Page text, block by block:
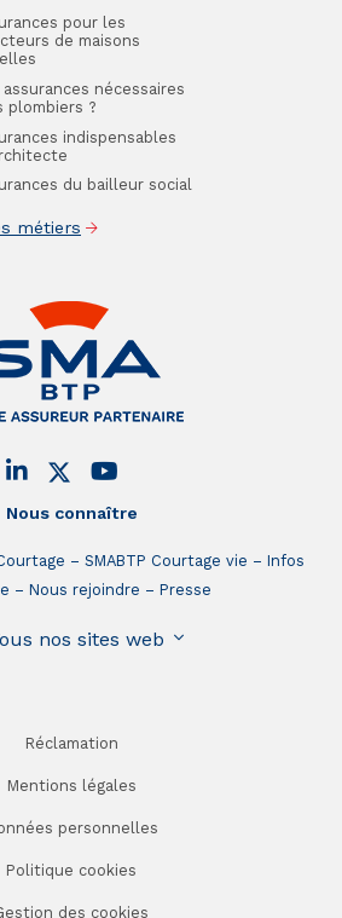
Nous connaître
SMABTP Courtage vie
Infos
Nous rejoindre Presse
nos sites web
pour les
de maisons
nécessaires
plombiers ?
indispensables
du bailleur social
métiers
Réclamation
Mentions légales
personnelles
Politique cookies
des cookies